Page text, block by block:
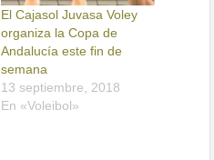
El Cajasol Juvasa Voley
organiza la Copa de
Andalucía este fin de
semana
13 septiembre, 2018
En «Voleibol»